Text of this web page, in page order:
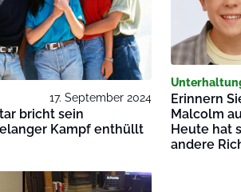
17. September 2024
bricht sein
Kampf enthüllt
Erinnern
Malcolm
Heute hat
andere